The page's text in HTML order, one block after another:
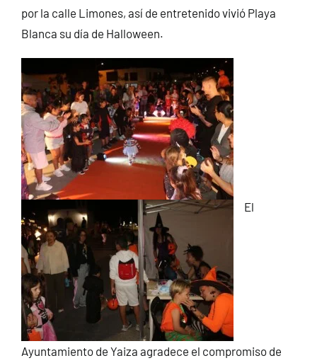
por la calle Limones, así de entretenido vivió Playa
Blanca su día de Halloween.
El
Ayuntamiento de Yaiza agradece el compromiso de